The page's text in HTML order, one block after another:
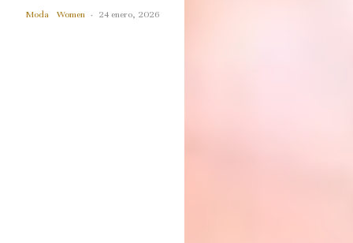
Moda Women · 24 enero, 2026